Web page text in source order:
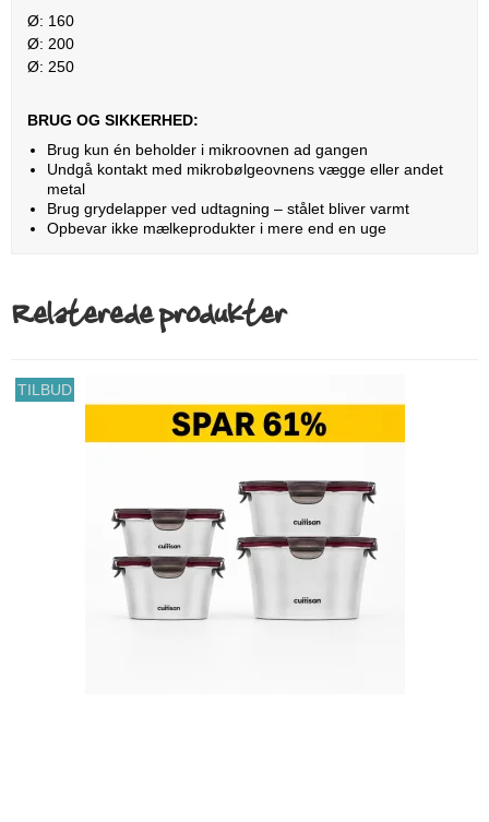
Ø: 160
Ø: 200
Ø: 250
BRUG OG SIKKERHED:
Brug kun én beholder i mikroovnen ad gangen
Undgå kontakt med mikrobølgeovnens vægge eller andet
metal
Brug grydelapper ved udtagning – stålet bliver varmt
Opbevar ikke mælkeprodukter i mere end en uge
Relaterede produkter
TILBUD